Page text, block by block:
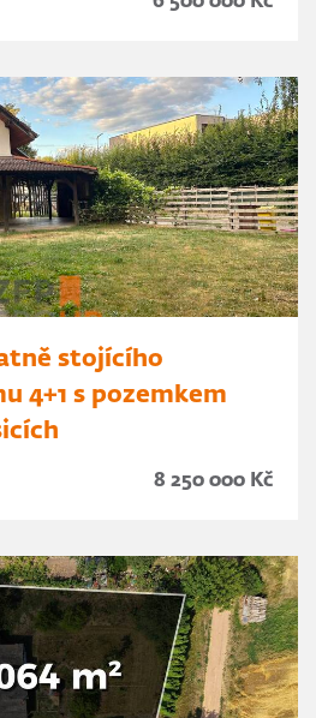
stojícího
4+1 s pozemkem
8 250 000 Kč